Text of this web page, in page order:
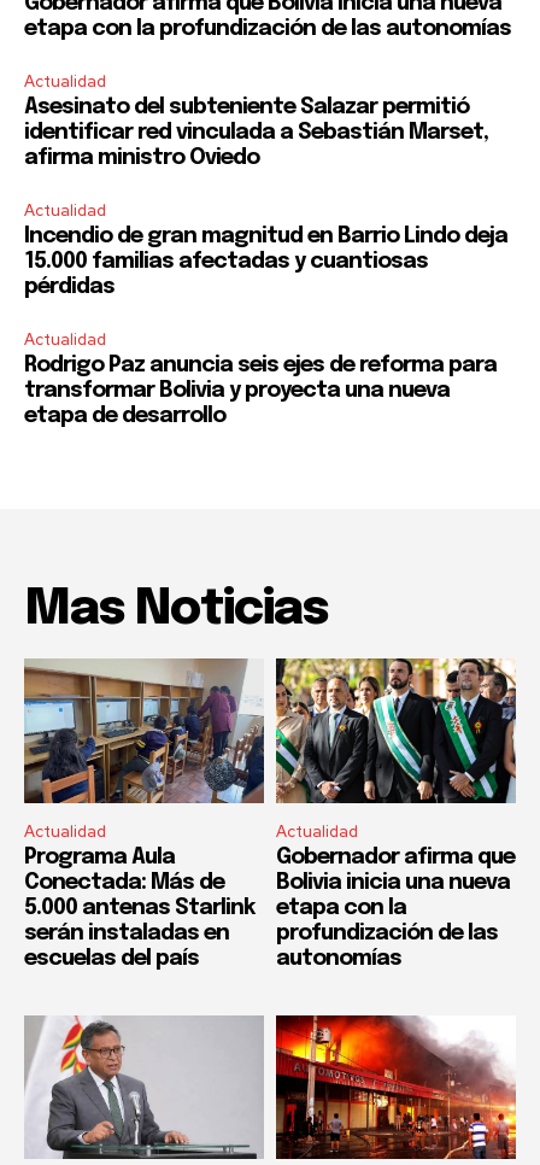
etapa con la profundización de las autonomías
Actualidad
Asesinato del subteniente Salazar permitió
identificar red vinculada a Sebastián Marset,
afirma ministro Oviedo
Actualidad
Incendio de gran magnitud en Barrio Lindo deja
15.000 familias afectadas y cuantiosas
pérdidas
Actualidad
Rodrigo Paz anuncia seis ejes de reforma para
transformar Bolivia y proyecta una nueva
etapa de desarrollo
Mas Noticias
Actualidad
Programa Aula
Conectada: Más de
5.000 antenas Starlink
serán instaladas en
escuelas del país
Actualidad
Gobernador afirma que
Bolivia inicia una nueva
etapa con la
profundización de las
autonomías